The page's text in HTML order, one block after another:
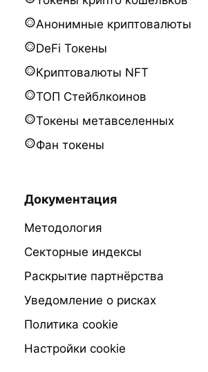
Анонимные криптовалюты
DeFi Токены
Криптовалюты NFT
ТОП Стейблкоинов
Токены метавселенных
Фан токены
Документация
Методология
Секторные индексы
Раскрытие партнёрства
Уведомление о рисках
Политика cookie
Настройки cookie